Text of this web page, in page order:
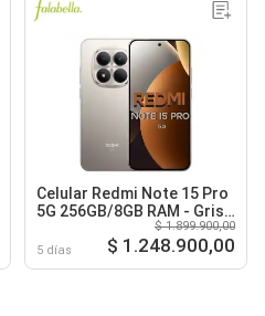
Celular Redmi Note 15 Pro
5G 256GB/8GB RAM - Gris
5 días
$ 1.899.900,00
$ 1.248.900,00